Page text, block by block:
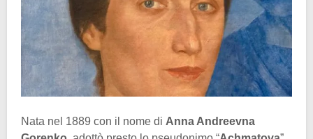
Nata nel 1889 con il nome di Anna Andreevna